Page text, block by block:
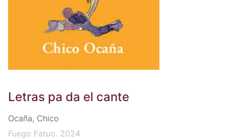
Letras pa da el cante
Ocaña, Chico
Fuego Fatuo. 2024